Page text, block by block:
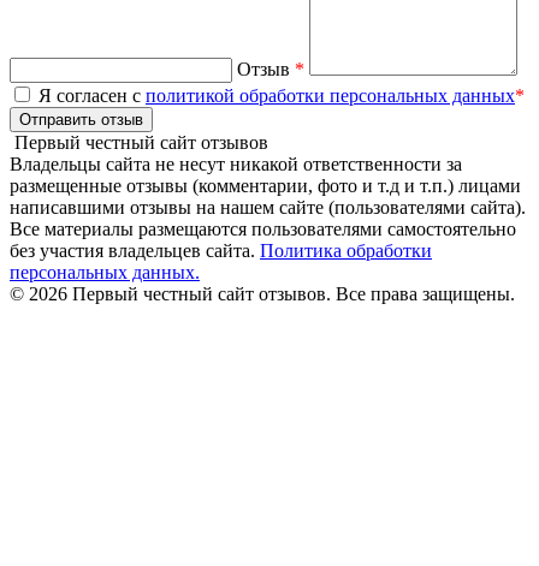
Отзыв *
Я согласен с политикой обработки персональных данных*
Отправить отзыв
Первый честный сайт отзывов
Владельцы сайта не несут никакой ответственности за
размещенные отзывы (комментарии, фото и т.д и т.п.) лицами
написавшими отзывы на нашем сайте (пользователями сайта).
Все материалы размещаются пользователями самостоятельно
без участия владельцев сайта. Политика обработки
персональных данных.
© 2026 Первый честный сайт отзывов. Все права защищены.